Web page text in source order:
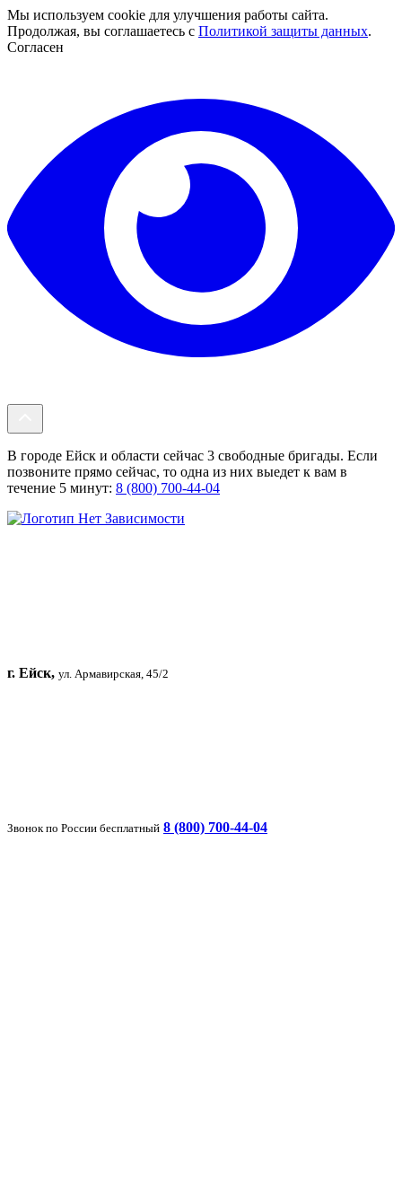
Мы используем cookie для улучшения работы сайта.
Продолжая, вы соглашаетесь с Политикой защиты данных.
Согласен
В городе Ейск и области сейчас 3 свободные бригады. Если
позвоните прямо сейчас, то одна из них выедет к вам в
течение 5 минут: 8 (800) 700-44-04
г. Ейск, ул. Армавирская, 45/2
Звонок по России бесплатный 8 (800) 700-44-04